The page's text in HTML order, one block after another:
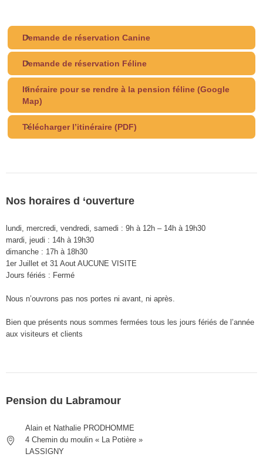
Demande de réservation Canine
Demande de réservation Féline
Itinéraire pour se rendre à la pension féline (Google
Map)
Télécharger l’itinéraire (PDF)
Nos horaires d ‘ouverture
lundi, mercredi, vendredi, samedi : 9h à 12h – 14h à 19h30
mardi, jeudi : 14h à 19h30
dimanche : 17h à 18h30
1er Juillet et 31 Aout AUCUNE VISITE
Jours fériés : Fermé
Nous n’ouvrons pas nos portes ni avant, ni après.
Bien que présents nous sommes fermées tous les jours fériés de l’année
aux visiteurs et clients
Pension du Labramour
Alain et Nathalie PRODHOMME
4 Chemin du moulin « La Potière »
LASSIGNY